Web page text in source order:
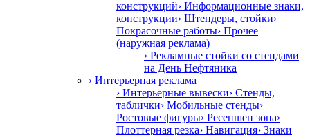
конструкций› Информационные знаки,
конструкции› Штендеры, стойки›
Покрасочные работы› Прочее
(наружная реклама)
› Рекламные стойки со стендами
на День Нефтяника
› Интерьерная реклама
› Интерьерные вывески› Стенды,
таблички› Мобильные стенды›
Ростовые фигуры› Ресепшен зона›
Плоттерная резка› Навигация› Знаки